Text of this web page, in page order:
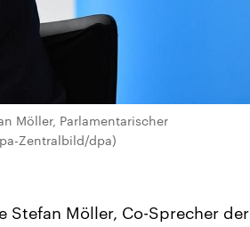
Möller, Parlamentarischer
Zentralbild/dpa)
Stefan Möller, Co-Sprecher der